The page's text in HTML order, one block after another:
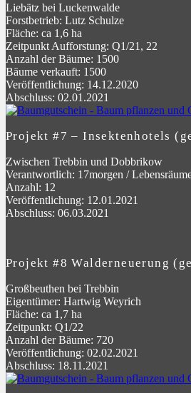
Liebätz bei Luckenwalde
Forstbetrieb: Lutz Schulze
Fläche: ca 1,6 ha
Zeitpunkt Aufforstung: Q1/21, 22
Anzahl der Bäume: 1500
Bäume verkauft: 1500
Veröffentlichung: 14.12.2020
Abschluss: 02.01.2021
Projekt #7 – Insektenhotels
Zwischen Trebbin und Dobbrikow
Verantwortlich: 17morgen /
Anzahl: 12
Veröffentlichung: 12.01.2021
Abschluss: 06.03.2021
Projekt #8 Walderneuerung
Großbeuthen bei Trebbin
Eigentümer: Hartwig Weyrich
Fläche: ca 1,7 ha
Zeitpunkt: Q1/22
Anzahl der Bäume: 720
Veröffentlichung: 02.02.2021
Abschluss: 18.11.2021